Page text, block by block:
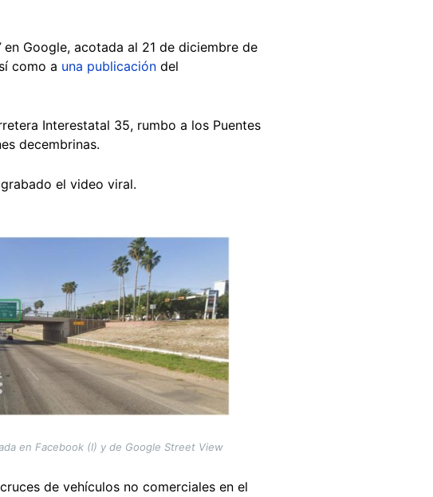
en Google, acotada al 21 de diciembre de
como a una publicación del
Interestatal 35, rumbo a los Puentes
decembrinas.
el video viral.
en Facebook (I) y de Google Street View
de vehículos no comerciales en el